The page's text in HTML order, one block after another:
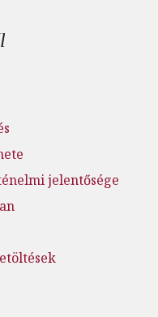
jelentősége